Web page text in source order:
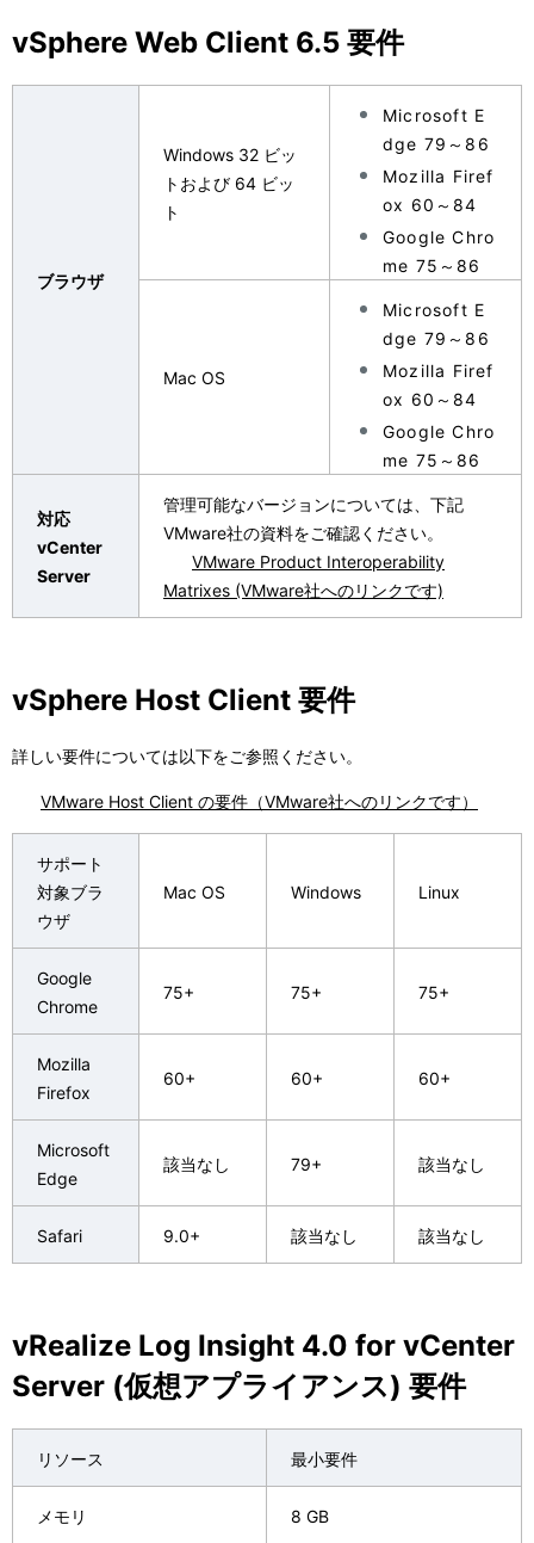
vSphere Web Client 6.5 要件
ブラウザ
Windows 32 ビッ
トおよび 64 ビッ
ト
Microsoft E
dge 79～86
Mozilla Firef
ox 60～84
Google Chro
me 75～86
Mac OS
Microsoft E
dge 79～86
Mozilla Firef
ox 60～84
Google Chro
me 75～86
対応
vCenter
Server
管理可能なバージョンについては、下記
VMware社の資料をご確認ください。
VMware Product Interoperability
Matrixes (VMware社へのリンクです)
vSphere Host Client 要件
詳しい要件については以下をご参照ください。
VMware Host Client の要件（VMware社へのリンクです）
サポート
対象ブラ
ウザ
Mac OS Windows Linux
Google
Chrome
75+ 75+ 75+
Mozilla
Firefox
60+ 60+ 60+
Microsoft
Edge
該当なし 79+ 該当なし
Safari 9.0+ 該当なし 該当なし
vRealize Log Insight 4.0 for vCenter
Server (仮想アプライアンス) 要件
リソース 最小要件
メモリ 8 GB